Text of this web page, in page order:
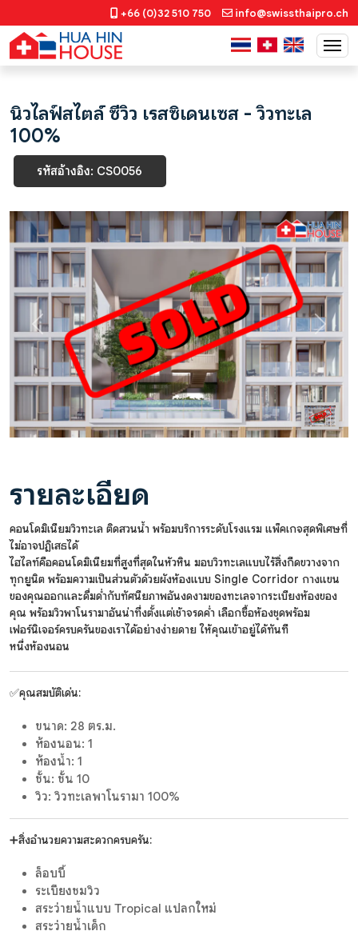
+66 (0)32 510 750 info@swissthaipro.ch
นิวไลฟ์สไตล์ ซีวิว เรสซิเดนเซส - วิวทะเล
100%
รหัสอ้างอิง: CS0056
Previous Next
รายละเอียด
คอนโดมิเนียมวิวทะเล ติดสวนน้ำ พร้อมบริการระดับโรงแรม แพ็คเกจสุดพิเศษที่
ไม่อาจปฏิเสธได้
ไฮไลท์คือคอนโดมิเนียมที่สูงที่สุดในหัวหิน มอบวิวทะเลแบบไร้สิ่งกีดขวางจาก
ทุกยูนิต พร้อมความเป็นส่วนตัวด้วยผังห้องแบบ Single Corridor กางแขน
ของคุณออกและดื่มด่ำกับทัศนียภาพอันงดงามของทะเลจากระเบียงห้องของ
คุณ พร้อมวิวพาโนรามาอันน่าทึ่งตั้งแต่เช้าจรดค่ำ เลือกซื้อห้องชุดพร้อม
เฟอร์นิเจอร์ครบครันของเราได้อย่างง่ายดาย ให้คุณเข้าอยู่ได้ทันที
หนึ่งห้องนอน
✅คุณสมบัติเด่น:
ขนาด: 28 ตร.ม.
ห้องนอน: 1
ห้องน้ำ: 1
ชั้น: ชั้น 10
วิว: วิวทะเลพาโนรามา 100%
➕สิ่งอำนวยความสะดวกครบครัน:
ล็อบบี้
ระเบียงชมวิว
สระว่ายน้ำแบบ Tropical แปลกใหม่
สระว่ายน้ำเด็ก